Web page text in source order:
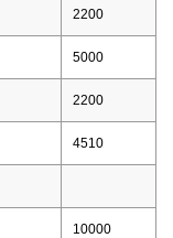
2200
5000
2200
4510
10000